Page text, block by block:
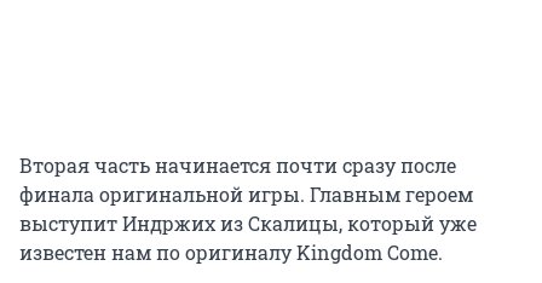
Вторая часть начинается почти сразу после
финала оригинальной игры. Главным героем
выступит Индржих из Скалицы, который уже
известен нам по оригиналу Kingdom Come.